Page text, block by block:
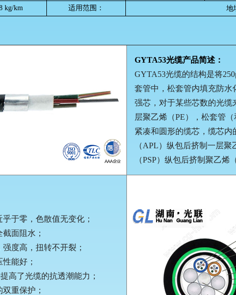
kg/km 适用范围： 地
GYTA53光缆产品简述：
GYTA53光缆的结构是将
套管中，松套管内填充防水
强芯，对于某些芯数的光缆
层聚乙烯（PE），松套管
紧凑和圆形的缆芯，缆芯
（APL）纵包后挤制一层
（PSP）纵包后挤制聚乙烯
于零，色散值无变化；
面阻水；
度高，扭转不开裂；
能好；
高了光缆的抗透潮能力；
重保护；